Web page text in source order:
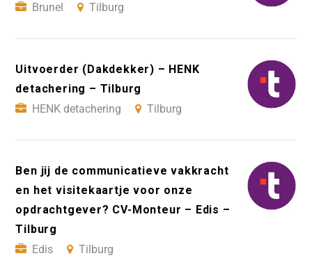
Brunel
Tilburg
Uitvoerder (Dakdekker) – HENK
detachering – Tilburg
HENK detachering
Tilburg
Ben jij de communicatieve vakkracht
en het visitekaartje voor onze
opdrachtgever? CV-Monteur – Edis –
Tilburg
Edis
Tilburg